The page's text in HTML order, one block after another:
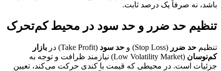
باشد، نه صرفاً یک درصد ثابت.
تنظیم حد ضرر و حد سود در محیط کم‌تحرک
تنظیم حد ضرر (Stop Loss) و حد سود (Take Profit) در
بازار
کم‌نوسان
(Low Volatility Market) نیازمند ظرافت و توجه به
جزئیات است. در محیطی که قیمت با کندی حرکت می‌کند، تعیین